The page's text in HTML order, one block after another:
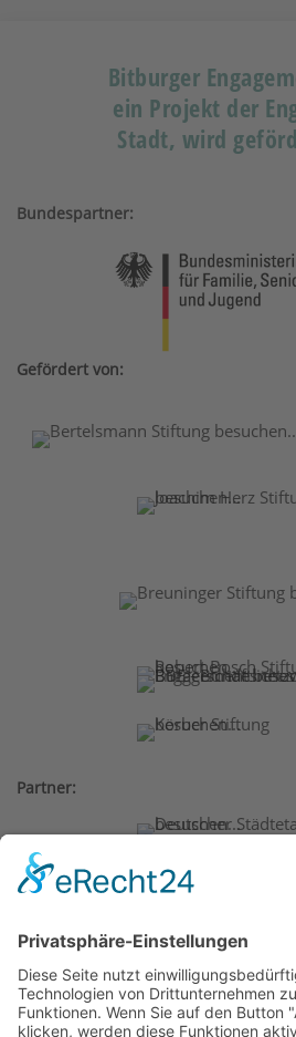
Bitburger
ein Projekt der
Stadt, wird
Bundespartner:
Gefördert von:
Partner:
Weitere
BMW Foundation,
Deutschland AG,